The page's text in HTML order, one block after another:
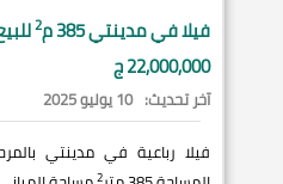
فيلا فيمدينتي385 م 2
22,000,000 ج
آخر تحديث: 10 يوليو 2025
فيلا رباعية في مدينتي
2